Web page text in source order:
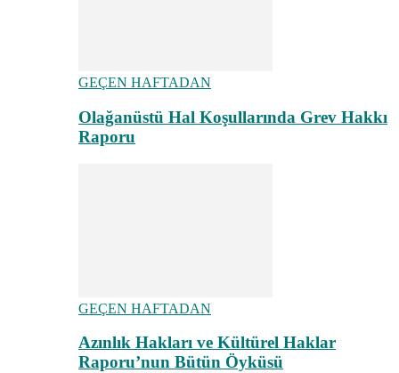
GEÇEN HAFTADAN
Olağanüstü Hal Koşullarında Grev Hakkı
Raporu
GEÇEN HAFTADAN
Azınlık Hakları ve Kültürel Haklar
Raporu’nun Bütün Öyküsü